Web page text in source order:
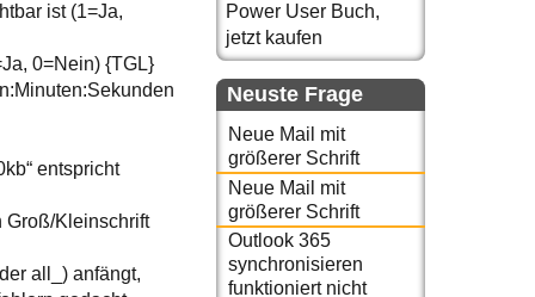
ist (1=Ja,
0=Nein) {TGL}
entspricht
Groß/Kleinschrift
all_) anfängt,
Power User Buch,
jetzt kaufen
Neuste Frage
Neue Mail mit
größerer Schrift
Neue Mail mit
größerer Schrift
Outlook 365
synchronisieren
funktioniert nicht